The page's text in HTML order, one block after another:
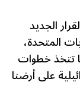
الجديد
المتحدة،
تتخذ خطوات
على أرضنا